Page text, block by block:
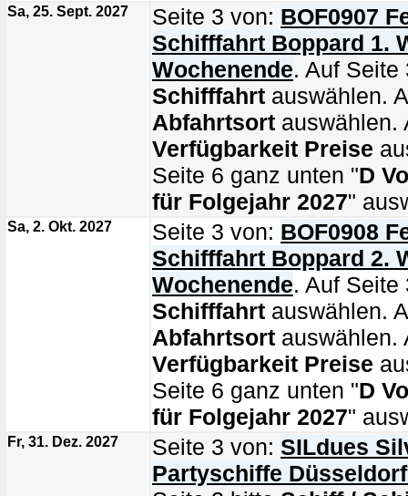
Sa, 25. Sept. 2027 Seite 3 von: BOF0907
Schifffahrt Boppard 1.
Wochenende. Auf
Schifffahrt auswählen.
Abfahrtsort auswählen.
Verfügbarkeit Preise
Seite 6 ganz unten "D
für Folgejahr 2027"
Sa, 2. Okt. 2027 Seite 3 von: BOF0908
Schifffahrt Boppard 2.
Wochenende. Auf
Schifffahrt auswählen.
Abfahrtsort auswählen.
Verfügbarkeit Preise
Seite 6 ganz unten "D
für Folgejahr 2027"
Fr, 31. Dez. 2027 Seite 3 von: SILdues
Partyschiffe